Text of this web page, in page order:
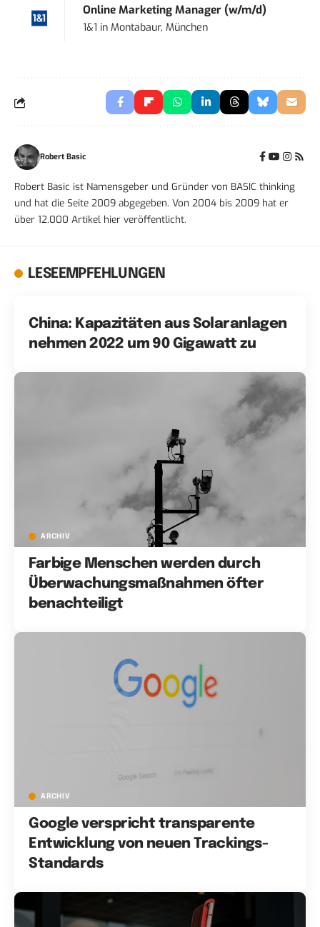
Online Marketing Manager (w/m/d)
1&1 inMontabaur, München
Robert Basic
Robert Basic ist Namensgeber und Gründer von BASIC thinking
und hat die Seite 2009 abgegeben. Von 2004 bis 2009 hat er
über 12.000 Artikel hier veröffentlicht.
LESEEMPFEHLUNGEN
China: Kapazitäten aus Solaranlagen
nehmen 2022 um 90 Gigawatt zu
ARCHIV
Farbige Menschen werden durch
Überwachungsmaßnahmen öfter
benachteiligt
ARCHIV
Google verspricht transparente
Entwicklung von neuen Trackings-
Standards